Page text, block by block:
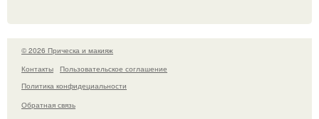
© 2026 Прическа и макияж
Контакты
Пользовательское соглашение
Политика конфидециальности
Обратная связь